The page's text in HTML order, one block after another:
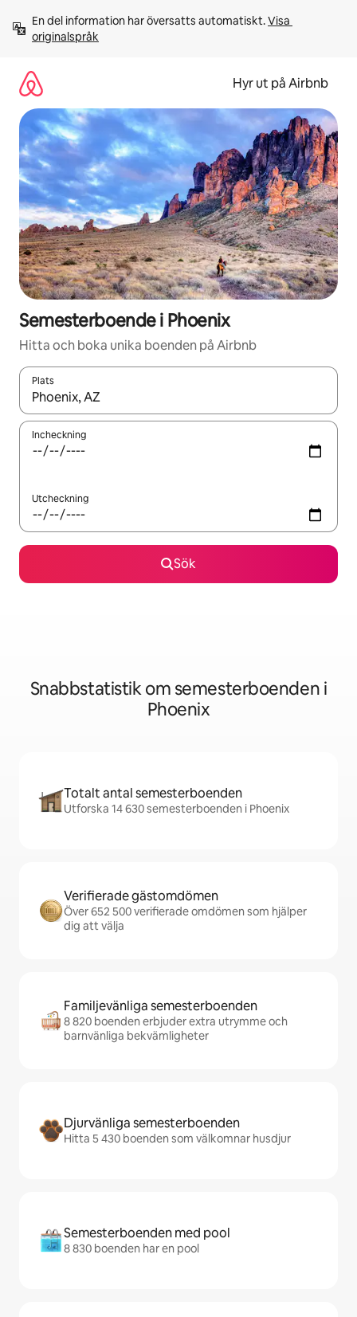
innehåll
En del information har översatts automatiskt. Visa
originalspråk
Hyr ut på Airbnb
Semesterboende i Phoenix
Hitta och boka unika boenden på Airbnb
Plats
När resultaten är tillgängliga kan du navigera med upp- och
Incheckning
Utcheckning
Sök
Snabbstatistik om semesterboenden i
Phoenix
Totalt antal semesterboenden
Utforska 14 630 semesterboenden i Phoenix
Verifierade gästomdömen
Över 652 500 verifierade omdömen som hjälper
dig att välja
Familjevänliga semesterboenden
8 820 boenden erbjuder extra utrymme och
barnvänliga bekvämligheter
Djurvänliga semesterboenden
Hitta 5 430 boenden som välkomnar husdjur
Semesterboenden med pool
8 830 boenden har en pool